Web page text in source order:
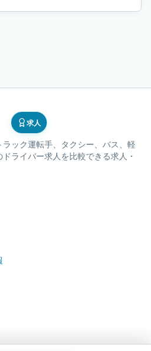
求人
ラック運転手、タクシー、バス、軽
ライバー求人を比較できる求人・